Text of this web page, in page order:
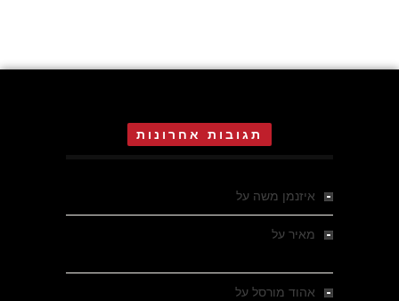
תגובות אחרונות
איזנמן משה על
מאיר על
אהוד מורסל על